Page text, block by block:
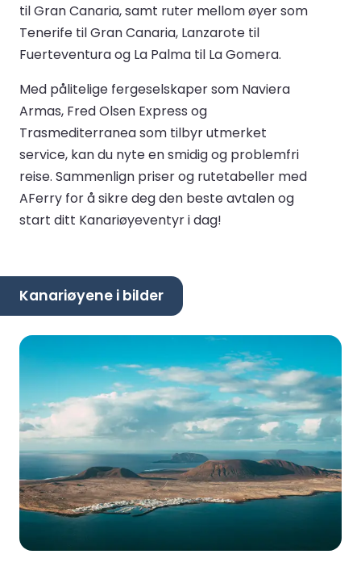
til Gran Canaria, samt ruter mellom øyer som
Tenerife til Gran Canaria, Lanzarote til
Fuerteventura og La Palma til La Gomera.
Med pålitelige fergeselskaper som Naviera
Armas, Fred Olsen Express og
Trasmediterranea som tilbyr utmerket
service, kan du nyte en smidig og problemfri
reise. Sammenlign priser og rutetabeller med
AFerry for å sikre deg den beste avtalen og
start ditt Kanariøyeventyr i dag!
Kanariøyene i bilder